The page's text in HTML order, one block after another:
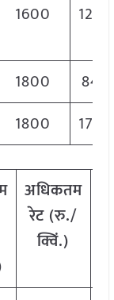
1600 1200
1800
840
1800 1700
अधिकतम
रेट (रु./
क्विं.)